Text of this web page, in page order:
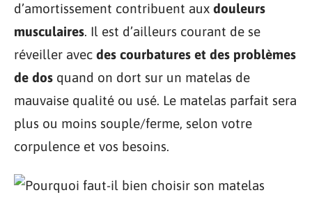
d’amortissement contribuent aux douleurs
musculaires. Il est d’ailleurs courant de se
réveiller avec des courbatures et des problèmes
de dos quand on dort sur un matelas de
mauvaise qualité ou usé. Le matelas parfait sera
plus ou moins souple/ferme, selon votre
corpulence et vos besoins.